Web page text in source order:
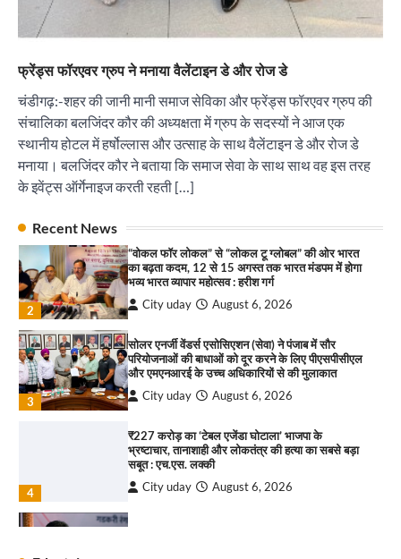
फ्रेंड्स फॉरएवर ग्रुप ने मनाया वैलेंटाइन डे और रोज डे
चंडीगढ़:-शहर की जानी मानी समाज सेविका और फ्रेंड्स फॉरएवर ग्रुप की
संचालिका बलजिंदर कौर की अध्यक्षता में ग्रुप के सदस्यों ने आज एक
स्थानीय होटल में हर्षोल्लास और उत्साह के साथ वैलेंटाइन डे और रोज डे
मनाया। बलजिंदर कौर ने बताया कि समाज सेवा के साथ साथ वह इस तरह
के इवेंट्स ऑर्गेनाइज करती रहती […]
Recent News
City uday August 6, 2026
4
भ्रष्टाचार, तानाशाही और लोकतंत्र की हत्या का सबसे बड़ा
सबूत : एच.एस. लक्की
City uday August 6, 2026
इंडियन नेशनल थियेटर द्वारा 9 अगस्त को होगा ‘वर्षा ऋतु
संगीत संध्या 2026’ का आयोजन
City uday
2
का बढ़ता कदम, 12 से 15 अगस्त तक भारत मंडपम में होगा
भव्य भारत व्यापार महोत्सव : हरीश गर्ग
City uday August 6, 2026
3
सोलर एनर्जी वेंडर्स एसोसिएशन (सेवा) ने पंजाब में सौर
परियोजनाओं की बाधाओं को दूर करने के लिए पीएसपीसीएल
और एमएनआरई के उच्च अधिकारियों से की मुलाकात
City uday August 6, 2026
भ्रष्टाचार, तानाशाही और लोकतंत्र की हत्या का सबसे बड़ा
सबूत : एच.एस. लक्की
City uday August 6, 2026
इंडियन नेशनल थियेटर द्वारा 9 अगस्त को होगा ‘वर्षा ऋतु
2
कश्मीर तक किया आगाज़, राष्ट्रीय एकता को मिलेगा नया
City uday August 13, 2025
3
सरकारी आदर्श उच्च विद्यालय, सैक्टर 34-सी, चण्डीगढ़ में
City uday August 6, 2025
4
राहुल गाँधी ने खाई है वैश्विक मंच पर भारत को कमजोर करने
की कसम: देवशाली
City uday